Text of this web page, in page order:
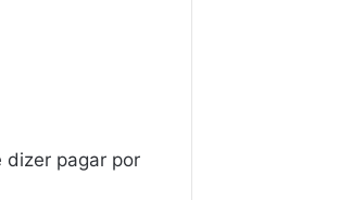
dizer pagar por